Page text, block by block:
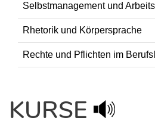
Selbstmanagement und
Rhetorik und Körpersprache
Rechte und Pflichten im
KURSE